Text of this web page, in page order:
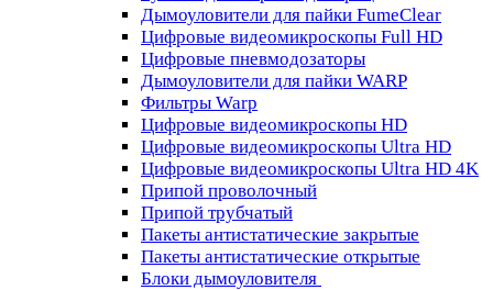
Дымоуловители для пайки FumeClear
Цифровые видеомикроскопы Full HD
Цифровые пневмодозаторы
Дымоуловители для пайки WARP
Фильтры Warp
Цифровые видеомикроскопы HD
Цифровые видеомикроскопы Ultra HD
Цифровые видеомикроскопы Ultra HD 4K
Припой проволочный
Припой трубчатый
Пакеты антистатические закрытые
Пакеты антистатические открытые
Блоки дымоуловителя